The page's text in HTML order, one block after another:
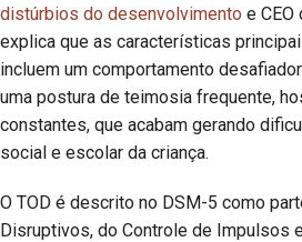
distúrbios do desenvolvimento e CEO
explica que as características
incluem um comportamento
uma postura de teimosia frequente,
constantes, que acabam gerando
social e escolar da criança.
O TOD é descrito no DSM-5 como
Disruptivos, do Controle de Impulsos